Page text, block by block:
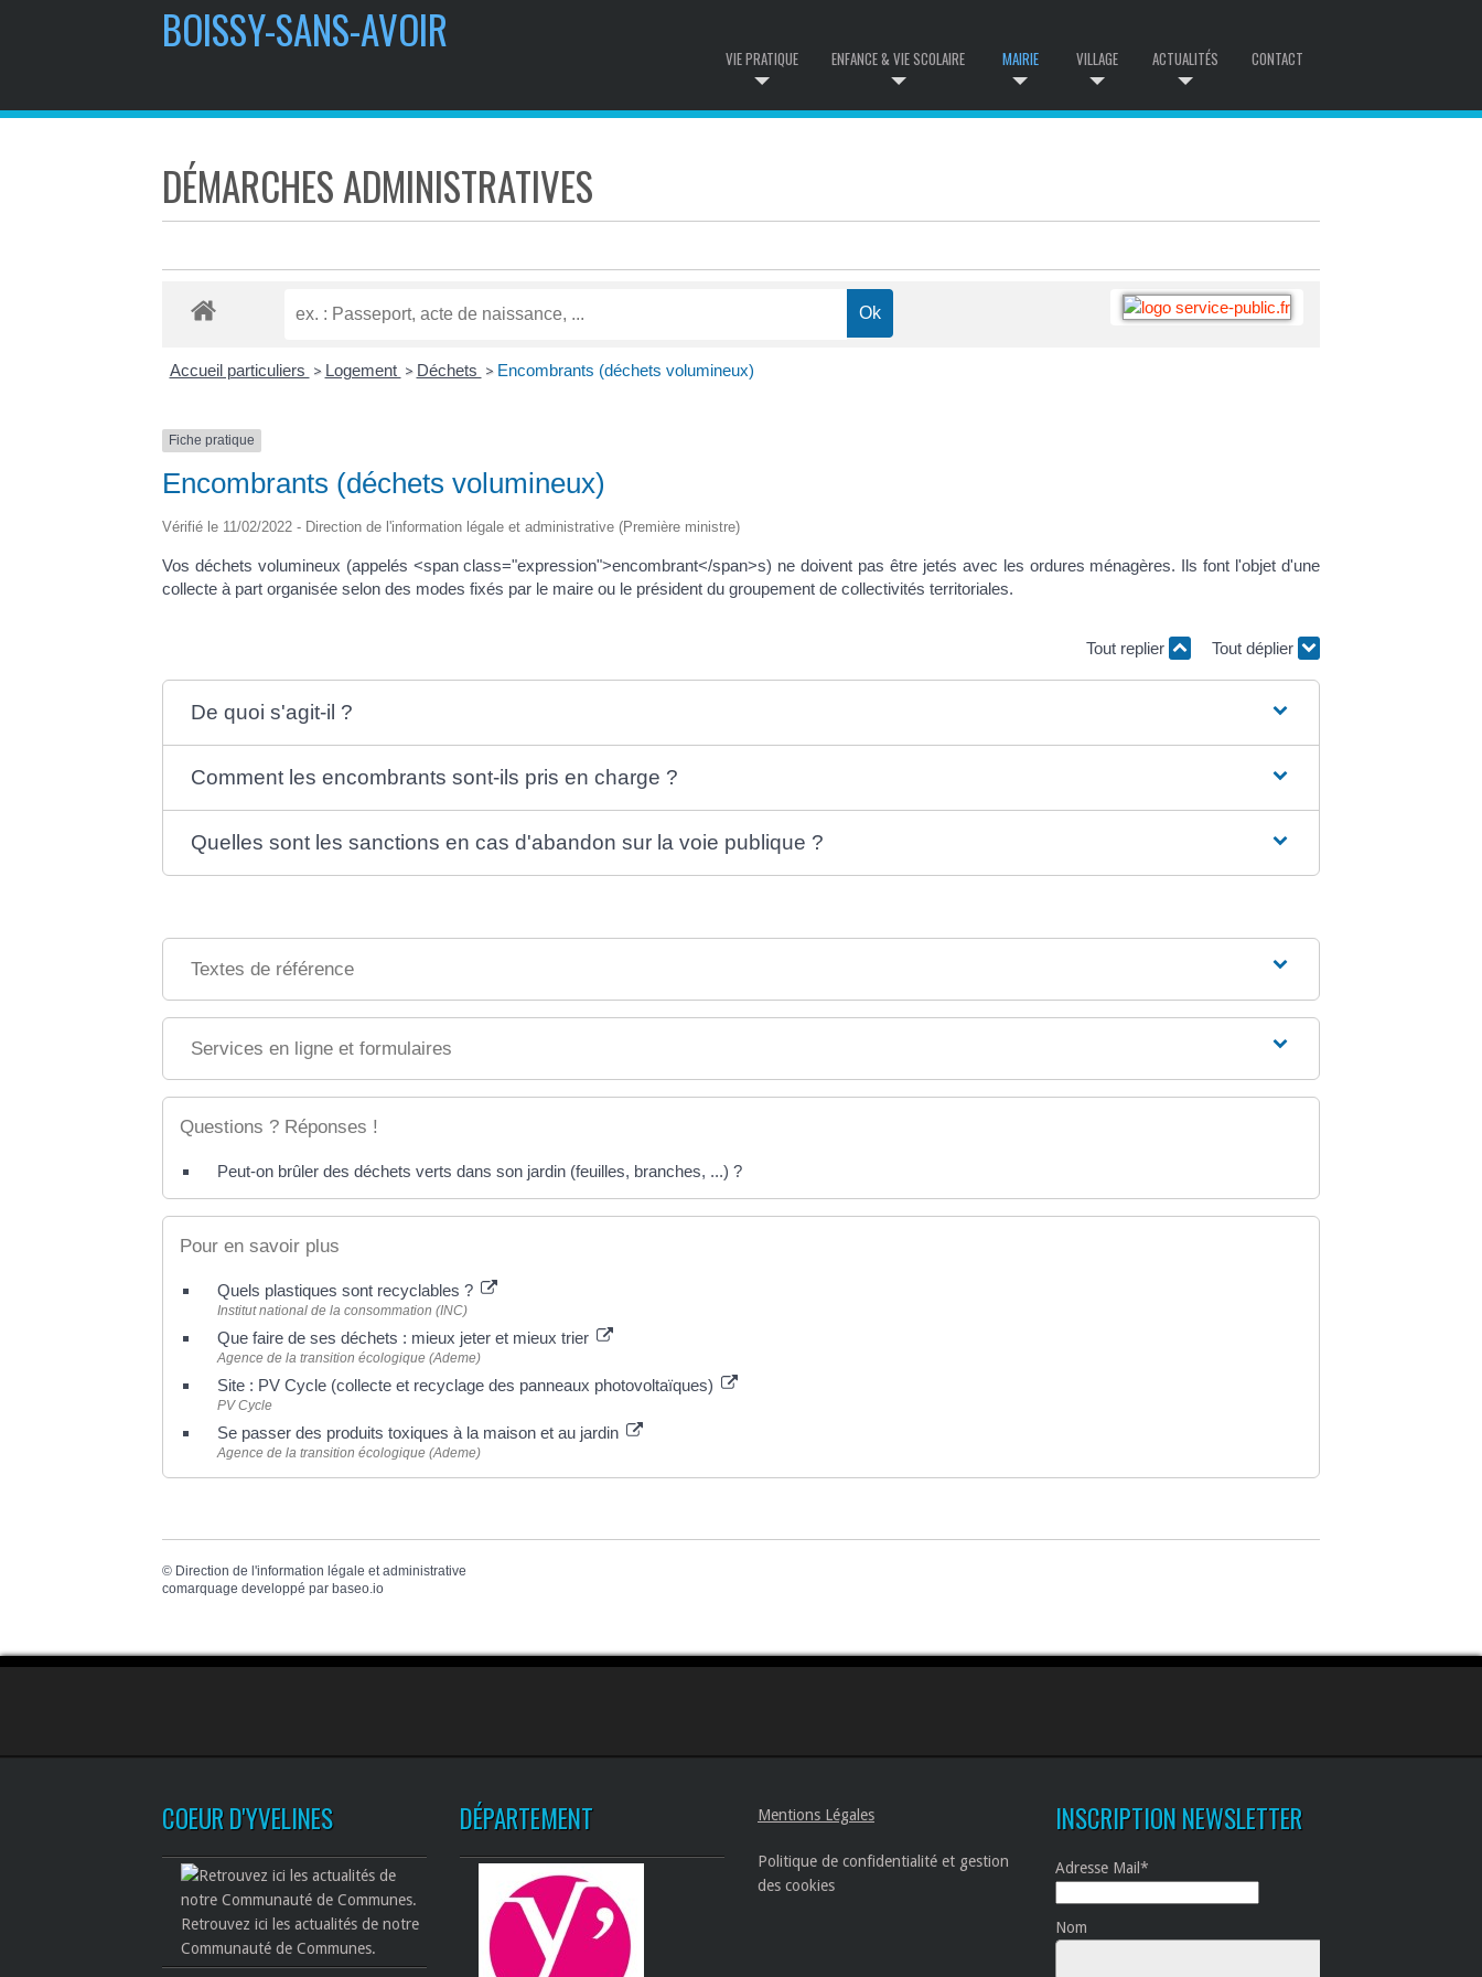
BOISSY-SANS-AVOIR
CONTACT
ACTUALITÉS
VILLAGE
MAIRIE
ENFANCE & VIE SCOLAIRE
VIE PRATIQUE
DÉMARCHES ADMINISTRATIVES
Accueil particuliers > Logement > Déchets > Encombrants (déchets volumineux)
Fiche pratique
Encombrants (déchets volumineux)
Vérifié le 11/02/2022 - Direction de l'information légale et administrative (Première ministre)
Vos déchets volumineux (appelés <span class="expression">encombrant</span>s) ne doivent pas être jetés avec les ordures ménagères. Ils font l'objet d'une
collecte à part organisée selon des modes fixés par le maire ou le président du groupement de collectivités territoriales.
Tout replier Tout déplier
De quoi s'agit-il ?
Comment les encombrants sont-ils pris en charge ?
Quelles sont les sanctions en cas d'abandon sur la voie publique ?
Textes de référence
Services en ligne et formulaires
Questions ? Réponses !
Peut-on brûler des déchets verts dans son jardin (feuilles, branches, ...) ?
Pour en savoir plus
Quels plastiques sont recyclables ?
Institut national de la consommation (INC)
Que faire de ses déchets : mieux jeter et mieux trier
Agence de la transition écologique (Ademe)
Site : PV Cycle (collecte et recyclage des panneaux photovoltaïques)
PV Cycle
Se passer des produits toxiques à la maison et au jardin
Agence de la transition écologique (Ademe)
© Direction de l'information légale et administrative
comarquage developpé par baseo.io
COEUR D'YVELINES
Retrouvez ici les actualités de notre
Communauté de Communes.
DÉPARTEMENT Mentions Légales
Politique de confidentialité et gestion
des cookies
INSCRIPTION NEWSLETTER
Adresse Mail*
Nom